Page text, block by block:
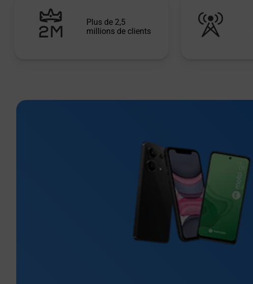
Plus de 2,5
millions de clients